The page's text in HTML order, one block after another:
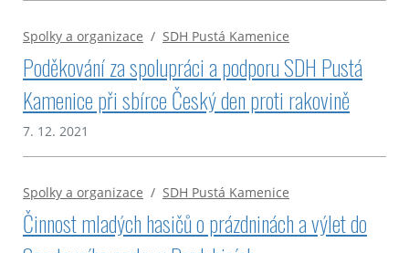
Spolky a organizace / SDH Pustá Kamenice
Poděkování za spolupráci a podporu SDH Pustá
Kamenice při sbírce Český den proti rakovině
7. 12. 2021
Spolky a organizace / SDH Pustá Kamenice
Činnost mladých hasičů o prázdninách a výlet do